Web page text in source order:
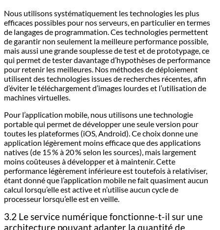
Nous utilisons systématiquement les technologies les plus
efficaces possibles pour nos serveurs, en particulier en termes
de langages de programmation. Ces technologies permettent
de garantir non seulement la meilleure performance possible,
mais aussi une grande souplesse de test et de prototypage, ce
qui permet de tester davantage d’hypothèses de performance
pour retenir les meilleures. Nos méthodes de déploiement
utilisent des technologies issues de recherches récentes, afin
d’éviter le téléchargement d’images lourdes et l’utilisation de
machines virtuelles.
Pour l’application mobile, nous utilisons une technologie
portable qui permet de développer une seule version pour
toutes les plateformes (iOS, Android). Ce choix donne une
application légèrement moins efficace que des applications
natives (de 15 % à 20 % selon les sources), mais largement
moins coûteuses à développer et à maintenir. Cette
performance légèrement inférieure est toutefois à relativiser,
étant donné que l’application mobile ne fait quasiment aucun
calcul lorsqu’elle est active et n’utilise aucun cycle de
processeur lorsqu’elle est en veille.
3.2 Le service numérique fonctionne-t-il sur une
architecture pouvant adapter la quantité de